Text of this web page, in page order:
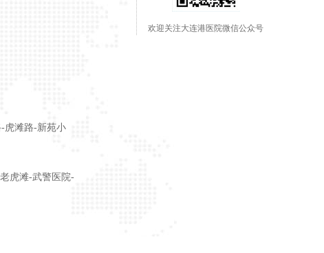
虎滩路-新苑小
虎滩-武警医院-
欢迎关注大连港医院微信公众号